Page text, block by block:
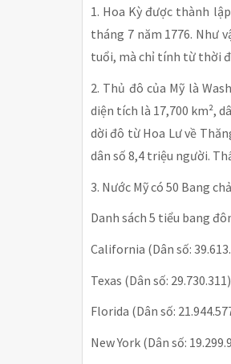
1. Hoa Kỳ được thành
tháng 7 năm 1776. Như
tuổi, mà chỉ tính từ thời
2. Thủ đô của Mỹ là
diện tích là 17,700 km²,
dời đô từ Hoa Lư về
dân số 8,4 triệu người.
3. Nước Mỹ có 50 Bang
Danh sách 5 tiểu bang
California (Dân số:
Texas (Dân số: 29.730.311)
Florida (Dân số:
New York (Dân số: